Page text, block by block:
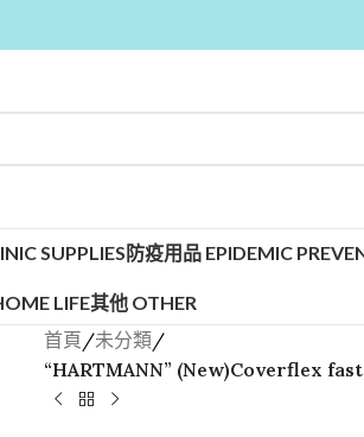
SUPPLIES防疫用品 EPIDEMIC
LIFE其他 OTHER
首頁/未分類/
“HARTMANN” (New)Coverflex